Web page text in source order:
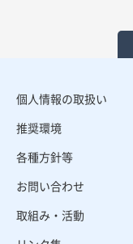
個人情報の取扱い
推奨環境
各種方針等
お問い合わせ
取組み・活動